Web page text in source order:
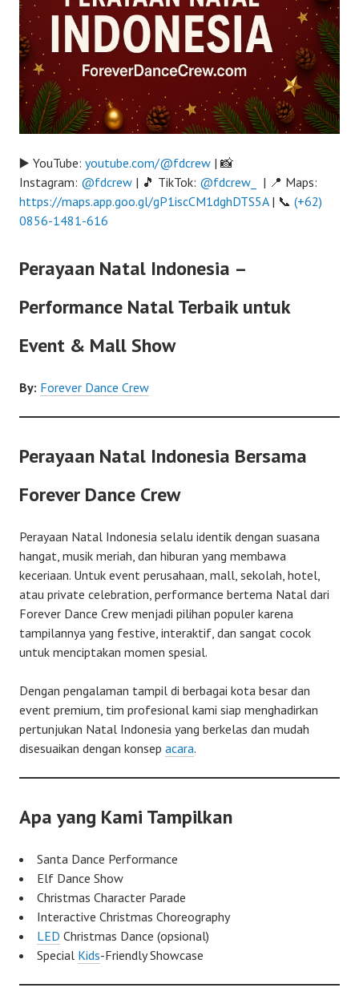
▶️ YouTube: youtube.com/@fdcrew | 📸
Instagram: @fdcrew | 🎵 TikTok: @fdcrew_
| 📍 Maps:
https://maps.app.goo.gl/gP1iscCM1dghDTS5A| 📞 (+62)
0856-1481-616
Perayaan Natal Indonesia –
Performance Natal Terbaik untuk
Event & Mall Show
By: Forever Dance Crew
Perayaan Natal Indonesia Bersama
Forever Dance Crew
Perayaan Natal Indonesia selalu identik dengan suasana
hangat, musik meriah, dan hiburan yang membawa
keceriaan. Untuk event perusahaan, mall, sekolah, hotel,
atau private celebration, performance bertema Natal dari
Forever Dance Crew menjadi pilihan populer karena
tampilannya yang festive, interaktif, dan sangat cocok
untuk menciptakan momen spesial.
Dengan pengalaman tampil di berbagai kota besar dan
event premium, tim profesional kami siap menghadirkan
pertunjukan Natal Indonesia yang berkelas dan mudah
disesuaikan dengan konsep acara.
Apa yang Kami Tampilkan
Santa Dance Performance
Elf Dance Show
Christmas Character Parade
Interactive Christmas Choreography
LED Christmas Dance (opsional)
Special Kids-Friendly Showcase